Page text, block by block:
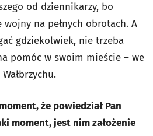
od dziennikarzy, bo
na pełnych obrotach. A
gdziekolwiek, nie trzeba
pomóc w swoim mieście – we
że powiedział Pan
moment, jest nim założenie